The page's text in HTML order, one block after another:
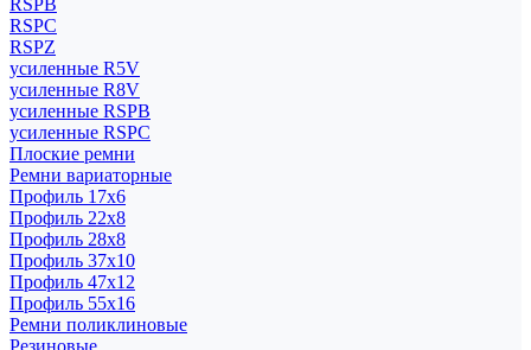
RSPB
RSPC
RSPZ
усиленные R5V
усиленные R8V
усиленные RSPB
усиленные RSPC
Плоские ремни
Ремни вариаторные
Профиль 17x6
Профиль 22x8
Профиль 28x8
Профиль 37x10
Профиль 47x12
Профиль 55x16
Ремни поликлиновые
Резиновые